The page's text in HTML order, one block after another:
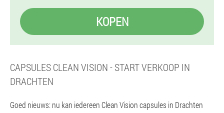
KOPEN
CAPSULES CLEAN VISION - START VERKOOP IN
DRACHTEN
Goed nieuws: nu kan iedereen Clean Vision capsules in Drachten